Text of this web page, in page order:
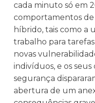
cada minuto só em
comportamentos
híbrido, tais como a
trabalho para tarefas
novas
indivíduos, e os seus
segurança
abertura de um